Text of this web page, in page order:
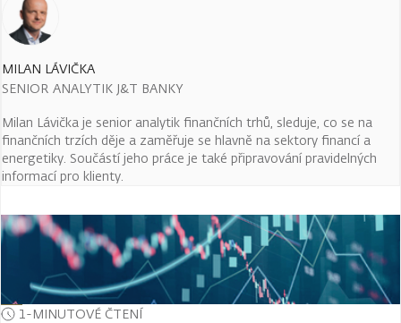
MILAN LÁVIČKA
SENIOR ANALYTIK J&T BANKY
Milan Lávička je senior analytik finančních trhů, sleduje, co se na
finančních trzích děje a zaměřuje se hlavně na sektory financí a
energetiky. Součástí jeho práce je také připravování pravidelných
informací pro klienty.
1-MINUTOVÉ ČTENÍ